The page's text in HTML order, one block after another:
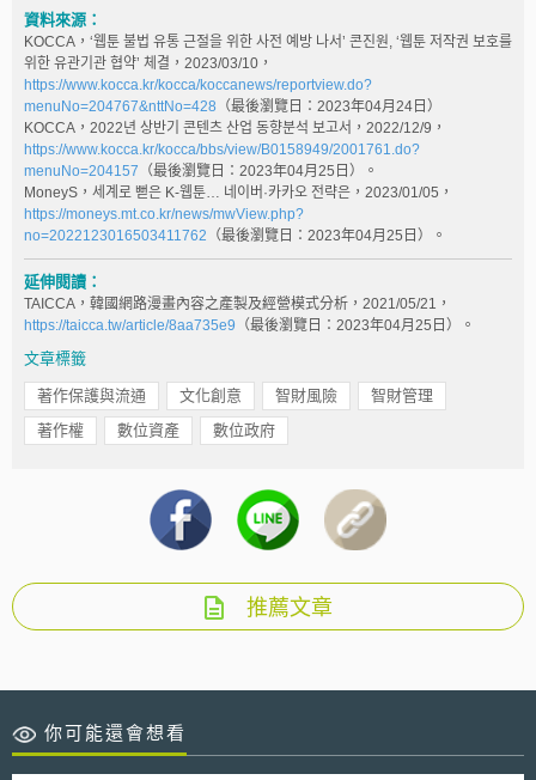
資料來源：
KOCCA，‘웹툰 불법 유통 근절을 위한 사전 예방 나서’ 콘진원, ‘웹툰 저작권 보호를
위한 유관기관 협약’ 체결，2023/03/10，
https://www.kocca.kr/kocca/koccanews/reportview.do?
menuNo=204767&nttNo=428 （最後瀏覽日：2023年04月24日）
KOCCA，2022년 상반기 콘텐츠 산업 동향분석 보고서，2022/12/9，
https://www.kocca.kr/kocca/bbs/view/B0158949/2001761.do?
menuNo=204157 （最後瀏覽日：2023年04月25日）。
MoneyS，세계로 뻗은 K-웹툰… 네이버·카카오 전략은，2023/01/05，
https://moneys.mt.co.kr/news/mwView.php?
no=2022123016503411762 （最後瀏覽日：2023年04月25日）。
延伸閱讀：
TAICCA，韓國網路漫畫內容之產製及經營模式分析，2021/05/21，
https://taicca.tw/article/8aa735e9 （最後瀏覽日：2023年04月25日）。
文章標籤
著作保護與流通 文化創意 智財風險
智財管理
著作權
數位資產 數位政府
推薦文章
你可能還會想看